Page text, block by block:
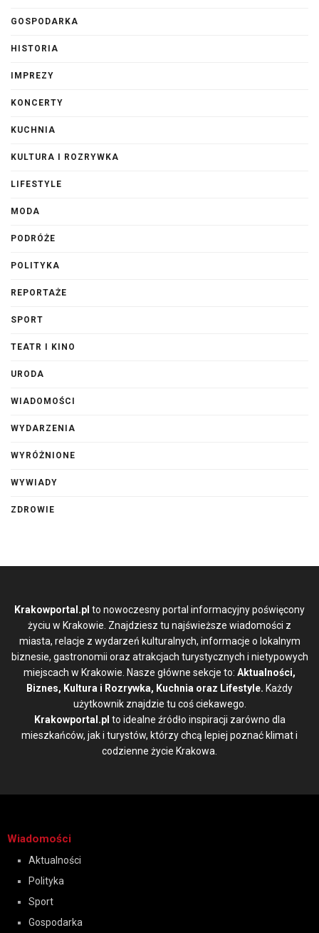
GOSPODARKA
HISTORIA
IMPREZY
KONCERTY
KUCHNIA
KULTURA I ROZRYWKA
LIFESTYLE
MODA
PODRÓŻE
POLITYKA
REPORTAŻE
SPORT
TEATR I KINO
URODA
WIADOMOŚCI
WYDARZENIA
WYRÓŻNIONE
WYWIADY
ZDROWIE
Krakowportal.pl to nowoczesny portal informacyjny poświęcony
życiu w Krakowie. Znajdziesz tu najświeższe wiadomości z
miasta, relacje z wydarzeń kulturalnych, informacje o lokalnym
biznesie, gastronomii oraz atrakcjach turystycznych i nietypowych
miejscach w Krakowie. Nasze główne sekcje to: Aktualności,
Biznes, Kultura i Rozrywka, Kuchnia oraz Lifestyle. Każdy
użytkownik znajdzie tu coś ciekawego.
Krakowportal.pl to idealne źródło inspiracji zarówno dla
mieszkańców, jak i turystów, którzy chcą lepiej poznać klimat i
codzienne życie Krakowa.
Wiadomości
Aktualności
Polityka
Sport
Gospodarka